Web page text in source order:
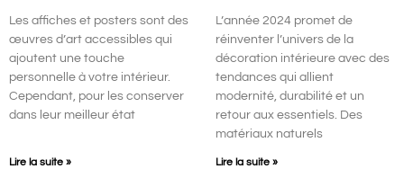
Les affiches et posters sont des
œuvres d’art accessibles qui
ajoutent une touche
personnelle à votre intérieur.
Cependant, pour les conserver
dans leur meilleur état
Lire la suite »
L’année 2024 promet de
réinventer l’univers de la
décoration intérieure avec des
tendances qui allient
modernité, durabilité et un
retour aux essentiels. Des
matériaux naturels
Lire la suite »